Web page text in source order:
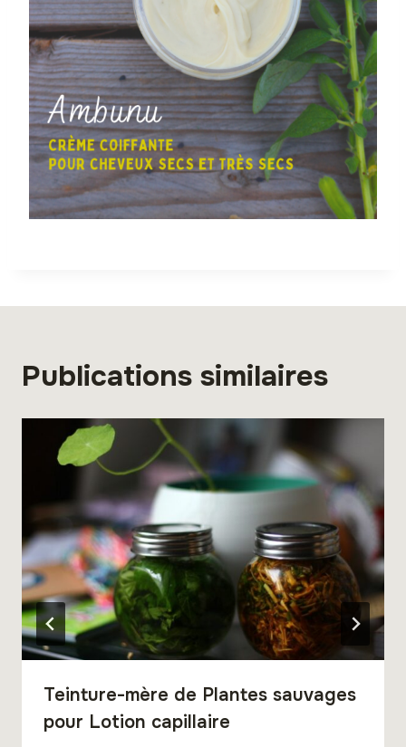
Publications similaires
Teinture-mère de Plantes sauvages
pour Lotion capillaire